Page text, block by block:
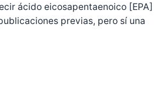
ácido eicosapentaenoico [EPA]
previas, pero sí una